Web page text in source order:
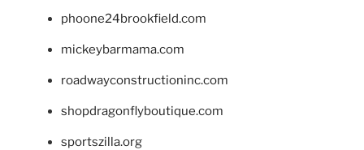
phoone24brookfield.com
mickeybarmama.com
roadwayconstructioninc.com
shopdragonflyboutique.com
sportszilla.org